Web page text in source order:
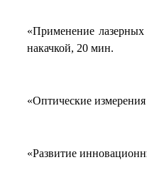
«Применение лазерных
накачкой, 20 мин.
«Оптические
«Развитие